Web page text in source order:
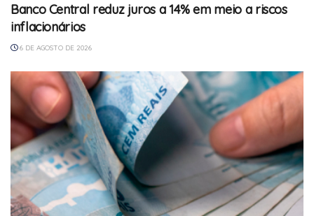
Banco Central reduz juros a 14% em meio a riscos
inflacionários
6 DE AGOSTO DE 2026